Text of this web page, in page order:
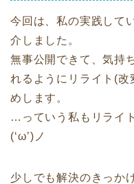
今回は、私の実践して
介しました。
無事公開できて、気持
れるようにリライト(
めします。
…っていう私もリライ
(‘ω’)ノ
少しでも解決のきっか